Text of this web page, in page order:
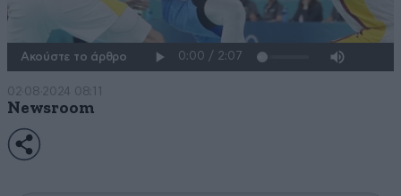
Ακούστε το άρθρο
02·08·2024 08:11
Newsroom